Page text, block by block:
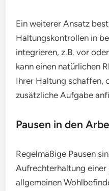
Ein weiterer Ansatz
Haltungskontrollen in
integrieren, z.B. vor
kann einen natürlichen
Ihrer Haltung schaffen,
zusätzliche Aufgabe
Pausen in den
Regelmäßige Pausen
Aufrechterhaltung
allgemeinen